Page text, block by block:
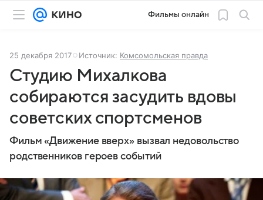
Фильмы онлайн
25 декабря 2017 Источник: Комсомольская правда
Студию Михалкова
собираются засудить вдовы
советских спортсменов
Фильм «Движение вверх» вызвал недовольство
родственников героев событий